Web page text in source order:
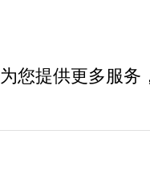
为您提供更多服务